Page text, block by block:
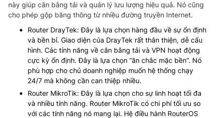
này giúp cân bằng tải và quản lý lưu lượng hiệu quả. Nó cũng
cho phép gộp băng thông từ nhiều đường truyền Internet.
Router DrayTek: Đây là lựa chọn hàng đầu về sự ổn định
và bền bỉ. Giao diện của DrayTek rất thân thiện, dễ cấu
hình. Các tính năng về cân bằng tải và VPN hoạt động
cực kỳ ổn định. Đây là lựa chọn “ăn chắc mặc bền”. Nó
phù hợp cho chủ doanh nghiệp muốn hệ thống chạy
24/7 mà không cần can thiệp nhiều.
Router MikroTik: Đây là lựa chọn cho sự linh hoạt tối đa
và nhiều tính năng. Router MikroTik có chi phí tối ưu so
với các tính năng nó mang lại. Hệ điều hành RouterOS